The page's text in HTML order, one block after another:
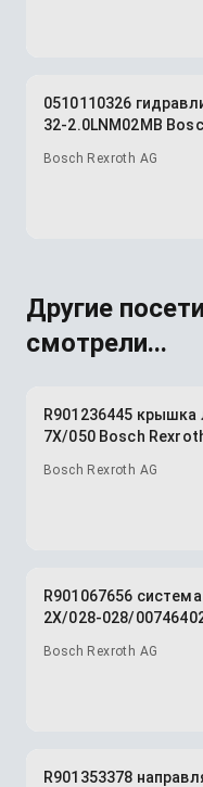
0510110326
32-2.0LNM02MB
Bosch Rexroth AG
Другие
смотрели...
R901236445 крышка
7X/050 Bosch
Bosch Rexroth AG
R901067656
2X/028-028/
Bosch Rexroth AG
R901353378